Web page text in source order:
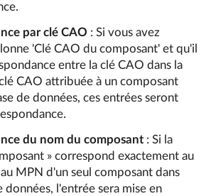
par clé CAO : Si vous avez
'Clé CAO du composant' et qu'il
entre la clé CAO dans la
CAO attribuée à un composant
de données, ces entrées seront
du nom du composant : Si la
» correspond exactement au
MPN d'un seul composant dans
données, l'entrée sera mise en